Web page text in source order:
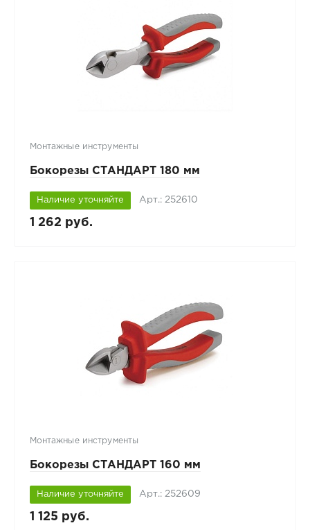
Монтажные инструменты
Бокорезы СТАНДАРТ 180 мм
Наличие уточняйте Арт.: 252610
1 262 руб.
Монтажные инструменты
Бокорезы СТАНДАРТ 160 мм
Наличие уточняйте Арт.: 252609
1 125 руб.